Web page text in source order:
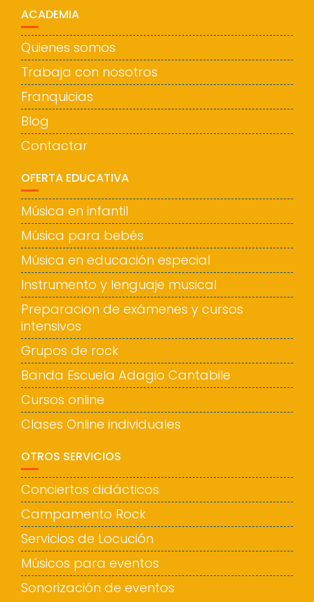
ACADEMIA
Quienes somos
Trabaja con nosotros
Franquicias
Blog
Contactar
OFERTA EDUCATIVA
Música en infantil
Música para bebés
Música en educación especial
Instrumento y lenguaje musical
Preparacion de exámenes y cursos
intensivos
Grupos de rock
Banda Escuela Adagio Cantabile
Cursos online
Clases Online individuales
OTROS SERVICIOS
Conciertos didácticos
Campamento Rock
Servicios de Locución
Músicos para eventos
Sonorización de eventos